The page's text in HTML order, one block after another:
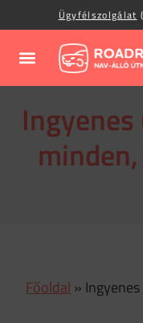
Ügyfélszolgálat
Főoldal »